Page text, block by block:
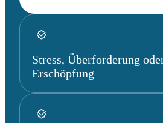
Stress, Überforderung
Erschöpfung